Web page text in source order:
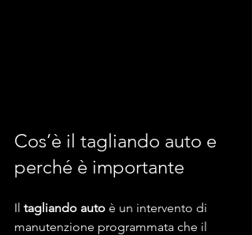
Cos’è il tagliando auto e
perché è importante
Il tagliando auto è un intervento di
manutenzione programmata che il